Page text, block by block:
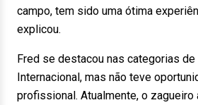
campo, tem sido uma ótima
explicou.
Fred se destacou nas categorias
Internacional, mas não teve
profissional. Atualmente, o zagueiro